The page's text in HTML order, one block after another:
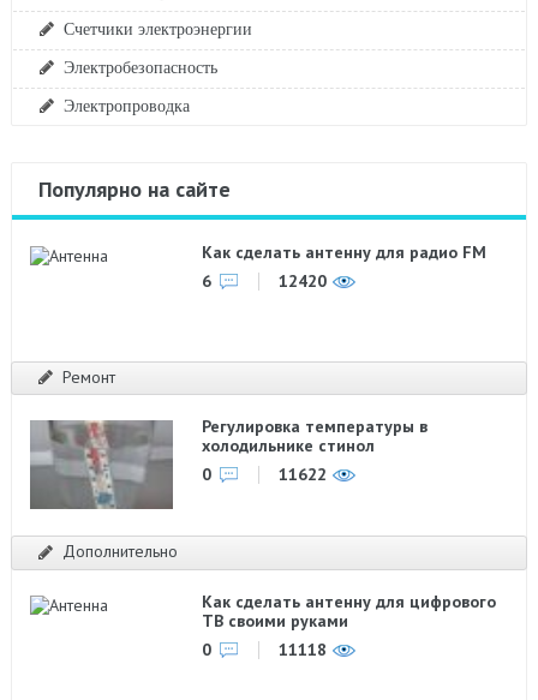
Счетчики электроэнергии
Электробезопасность
Электропроводка
Популярно на сайте
Как сделать антенну для радио FM
6
12420
Ремонт
Регулировка температуры в
холодильнике стинол
0
11622
Дополнительно
Как сделать антенну для цифрового
ТВ своими руками
0
11118